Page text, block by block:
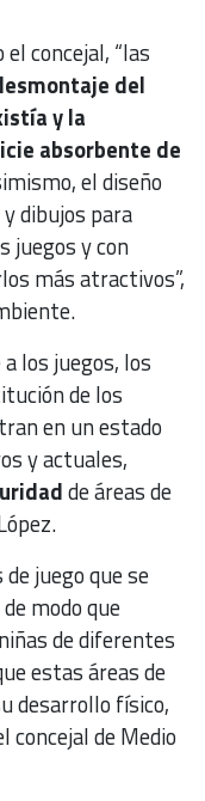
concejal, “las
del
y la
absorbente de
el diseño
dibujos para
juegos y con
más atractivos”,
los juegos, los
de los
en un estado
y actuales,
de áreas de
juego que se
modo que
de diferentes
estas áreas de
desarrollo físico,
concejal de Medio